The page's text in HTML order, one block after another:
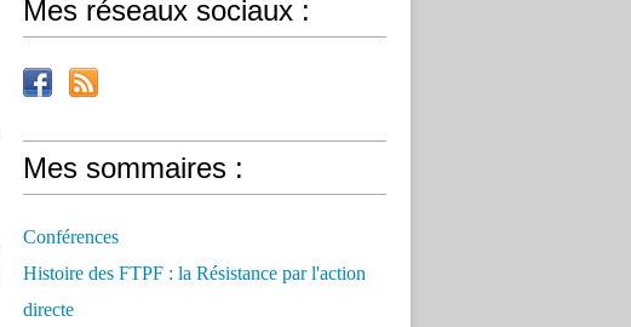
Mes réseaux sociaux :
Mes sommaires :
Conférences
Histoire des FTPF : la Résistance par l'action
directe